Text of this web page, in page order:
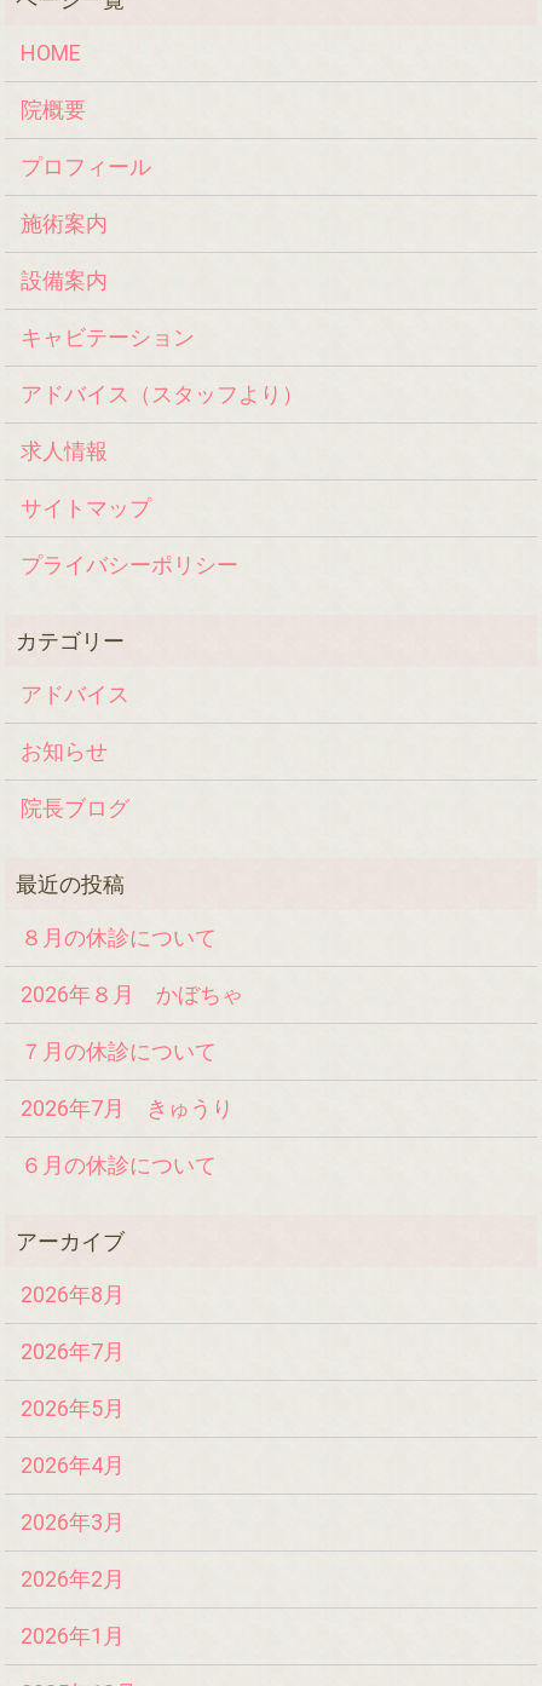
HOME
院概要
プロフィール
施術案内
設備案内
キャビテーション
アドバイス（スタッフより）
求人情報
サイトマップ
プライバシーポリシー
アドバイス
お知らせ
院長ブログ
８月の休診について
2026年８月 かぼちゃ
７月の休診について
2026年7月 きゅうり
６月の休診について
2026年8月
2026年7月
2026年5月
2026年4月
2026年3月
2026年2月
2026年1月